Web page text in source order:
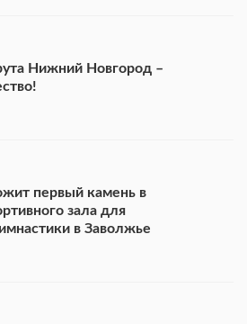
Нижний Новгород –
первый камень в
зала для
в Заволжье